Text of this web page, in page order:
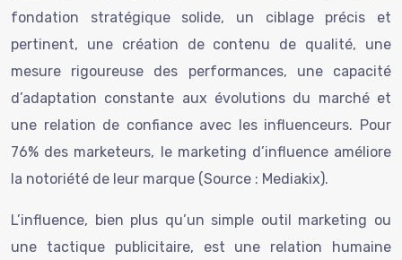
fondation stratégique solide, un ciblage précis et
pertinent, une création de contenu de qualité, une
mesure rigoureuse des performances, une capacité
d’adaptation constante aux évolutions du marché et
une relation de confiance avec les influenceurs. Pour
76% des marketeurs, le marketing d’influence améliore
la notoriété de leur marque (Source : Mediakix).
L’influence, bien plus qu’un simple outil marketing ou
une tactique publicitaire, est une relation humaine